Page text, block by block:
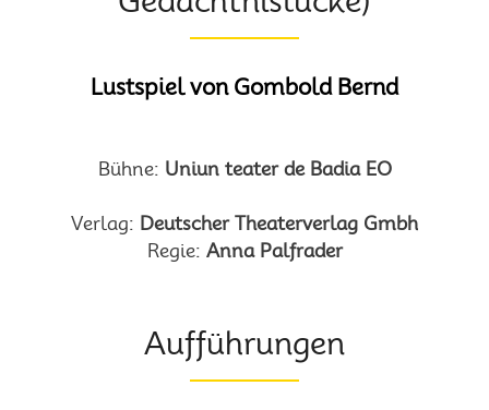
Lustspiel von Gombold Bernd
Bühne: Uniun teater de Badia EO
Verlag: Deutscher Theaterverlag Gmbh
Regie: Anna Palfrader
Aufführungen